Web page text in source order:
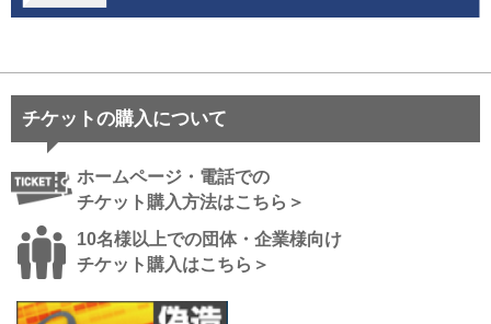
チケットの購入について
ホームページ・電話での
チケット購入方法はこちら＞
10名様以上での団体・企業様向け
チケット購入はこちら＞